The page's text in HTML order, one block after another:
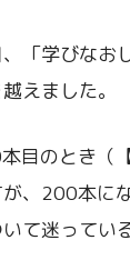
「学びなお
えました。
目のとき（
、200本に
て迷ってい